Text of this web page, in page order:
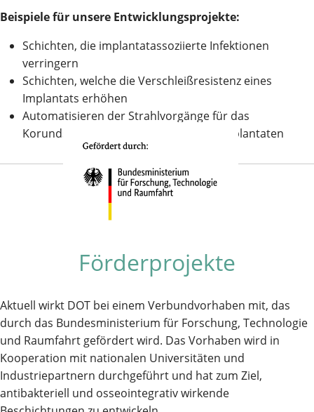
Beispiele für unsere Entwicklungsprojekte:
Schichten, die implantatassoziierte Infektionen
verringern
Schichten, welche die Verschleißresistenz eines
Implantats erhöhen
Automatisieren der Strahlvorgänge für das
Korundstrahlen von orthopädischen Implantaten
Förderprojekte
Aktuell wirkt DOT bei einem Verbundvorhaben mit, das
durch das Bundesministerium für Forschung, Technologie
und Raumfahrt gefördert wird. Das Vorhaben wird in
Kooperation mit nationalen Universitäten und
Industriepartnern durchgeführt und hat zum Ziel,
antibakteriell und osseointegrativ wirkende